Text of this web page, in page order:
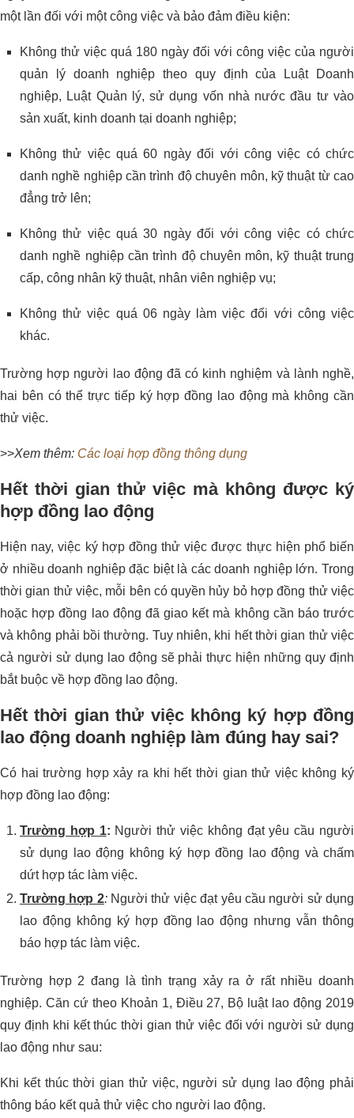
một lần đối với một công việc và bảo đảm điều kiện:
Không thử việc quá 180 ngày đối với công việc của người
quản lý doanh nghiệp theo quy định của Luật Doanh
nghiệp, Luật Quản lý, sử dụng vốn nhà nước đầu tư vào
sản xuất, kinh doanh tại doanh nghiệp;
Không thử việc quá 60 ngày đối với công việc có chức
danh nghề nghiệp cần trình độ chuyên môn, kỹ thuật từ cao
đẳng trở lên;
Không thử việc quá 30 ngày đối với công việc có chức
danh nghề nghiệp cần trình độ chuyên môn, kỹ thuật trung
cấp, công nhân kỹ thuật, nhân viên nghiệp vụ;
Không thử việc quá 06 ngày làm việc đối với công việc
khác.
Trường hợp người lao động đã có kinh nghiệm và lành nghề,
hai bên có thể trực tiếp ký hợp đồng lao động mà không cần
thử việc.
>>Xem thêm: Các loại hợp đồng thông dụng
Hết thời gian thử việc mà không được ký
hợp đồng lao động
Hiện nay, việc ký hợp đồng thử việc được thực hiện phổ biến
ở nhiều doanh nghiệp đặc biệt là các doanh nghiệp lớn. Trong
thời gian thử việc, mỗi bên có quyền hủy bỏ hợp đồng thử việc
hoặc hợp đồng lao động đã giao kết mà không cần báo trước
và không phải bồi thường. Tuy nhiên, khi hết thời gian thử việc
cả người sử dụng lao động sẽ phải thực hiện những quy định
bắt buộc về hợp đồng lao động.
Hết thời gian thử việc không ký hợp đồng
lao động doanh nghiệp làm đúng hay sai?
Có hai trường hợp xảy ra khi hết thời gian thử việc không ký
hợp đồng lao động:
Trường hợp 1: Người thử việc không đạt yêu cầu người
sử dụng lao động không ký hợp đồng lao động và chấm
dứt hợp tác làm việc.
Trường hợp 2: Người thử việc đạt yêu cầu người sử dụng
lao động không ký hợp đồng lao động nhưng vẫn thông
báo hợp tác làm việc.
Trường hợp 2 đang là tình trạng xảy ra ở rất nhiều doanh
nghiệp. Căn cứ theo Khoản 1, Điều 27, Bộ luật lao động 2019
quy định khi kết thúc thời gian thử việc đối với người sử dụng
lao động như sau:
Khi kết thúc thời gian thử việc, người sử dụng lao động phải
thông báo kết quả thử việc cho người lao động.